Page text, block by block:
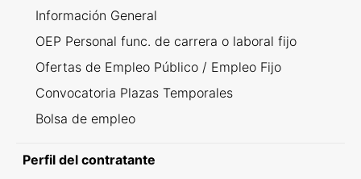
Información General
OEP Personal func. de carrera o laboral fijo
Ofertas de Empleo Público / Empleo Fijo
Convocatoria Plazas Temporales
Bolsa de empleo
Perfil del contratante